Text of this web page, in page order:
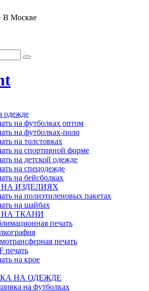
В Москве
одежде
на футболках оптом
на футболках-поло
на толстовках
на спортивной форме
на детской одежде
на спецодежде
на бейсболках
НА ИЗДЕЛИЯХ
на полиэтиленовых пакетах
на шайбах
НА ТКАНИ
печать
печать
печать
на крое
НА ОДЕЖДЕ
на футболках